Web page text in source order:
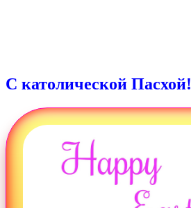
С католической Пасхой!
Загрузка картинки...